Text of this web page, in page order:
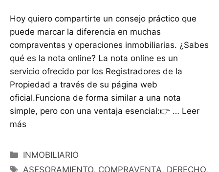
Hoy quiero compartirte un consejo práctico que
puede marcar la diferencia en muchas
compraventas y operaciones inmobiliarias. ¿Sabes
qué es la nota online? La nota online es un
servicio ofrecido por los Registradores de la
Propiedad a través de su página web
oficial.Funciona de forma similar a una nota
simple, pero con una ventaja esencial:👉 … Leer
más
Categorías
INMOBILIARIO
Etiquetas
ASESORAMIENTO, COMPRAVENTA, DERECHO,